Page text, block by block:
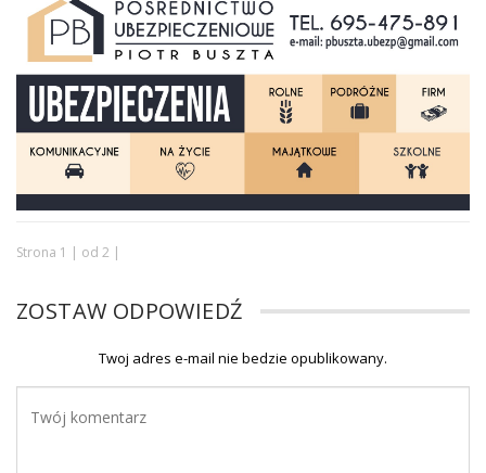
Strona 1 | od 2 |
ZOSTAW ODPOWIEDŹ
Twoj adres e-mail nie bedzie opublikowany.